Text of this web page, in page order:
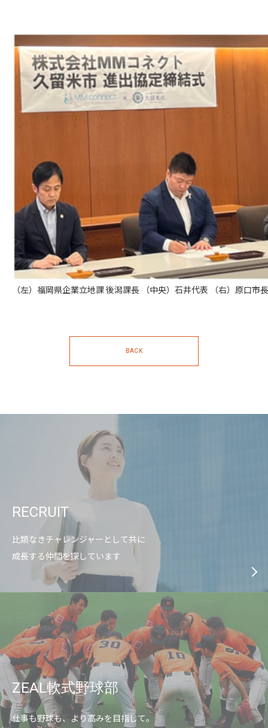
（左）福岡県企業立地課 後潟課長 （中央）石井代表 （右）原口市長
BACK
RECRUIT
比類なきチャレンジャーとして共に
成長する仲間を探しています
ZEAL軟式野球部
仕事も野球も、より高みを目指して。